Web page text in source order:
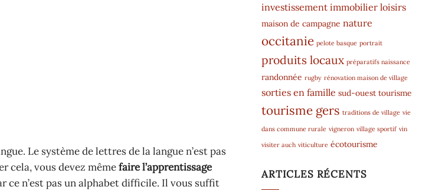
Le système de lettres de la langue n’est pas
cela, vous devez mêmefaire l’apprentissage
ce n’est pas un alphabet difficile. Il vous suffit
investissement immobilier loisirs
maison de campagne nature
occitanie pelote basque portrait
produits locaux préparatifs naissance
randonnée rugby rénovation maison de village
sorties en famille sud-ouest tourisme
tourisme gers traditions de village vie
dans commune rurale vigneron village sportif vin
visiter auch viticulture écotourisme
ARTICLES RÉCENTS